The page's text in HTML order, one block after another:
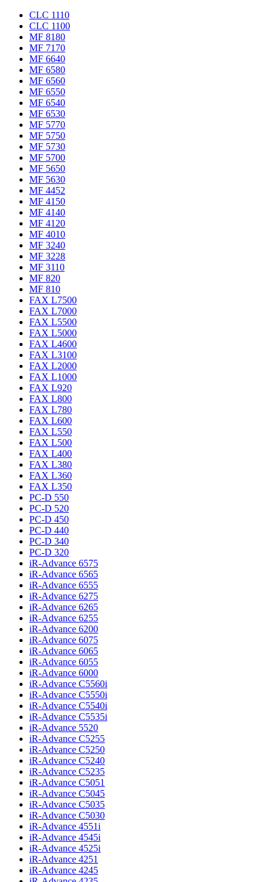
CLC 1110
CLC 1100
MF 8180
MF 7170
MF 6640
MF 6580
MF 6560
MF 6550
MF 6540
MF 6530
MF 5770
MF 5750
MF 5730
MF 5700
MF 5650
MF 5630
MF 4452
MF 4150
MF 4140
MF 4120
MF 4010
MF 3240
MF 3228
MF 3110
MF 820
MF 810
FAX L7500
FAX L7000
FAX L5500
FAX L5000
FAX L4600
FAX L3100
FAX L2000
FAX L1000
FAX L920
FAX L800
FAX L780
FAX L600
FAX L550
FAX L500
FAX L400
FAX L380
FAX L360
FAX L350
PC-D 550
PC-D 520
PC-D 450
PC-D 440
PC-D 340
PC-D 320
iR-Advance 6575
iR-Advance 6565
iR-Advance 6555
iR-Advance 6275
iR-Advance 6265
iR-Advance 6255
iR-Advance 6200
iR-Advance 6075
iR-Advance 6065
iR-Advance 6055
iR-Advance 6000
iR-Advance C5560i
iR-Advance C5550i
iR-Advance C5540i
iR-Advance C5535i
iR-Advance 5520
iR-Advance C5255
iR-Advance C5250
iR-Advance C5240
iR-Advance C5235
iR-Advance C5051
iR-Advance C5045
iR-Advance C5035
iR-Advance C5030
iR-Advance 4551i
iR-Advance 4545i
iR-Advance 4525i
iR-Advance 4251
iR-Advance 4245